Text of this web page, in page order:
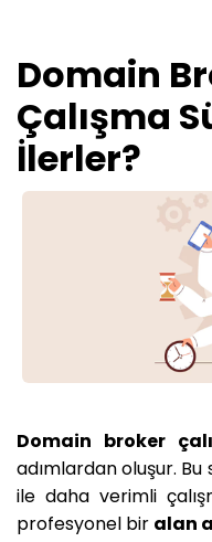
Domain
Çalışma
İlerler?
Domain broker
adımlardan oluşur.
ile daha verimli
profesyonel bir alan